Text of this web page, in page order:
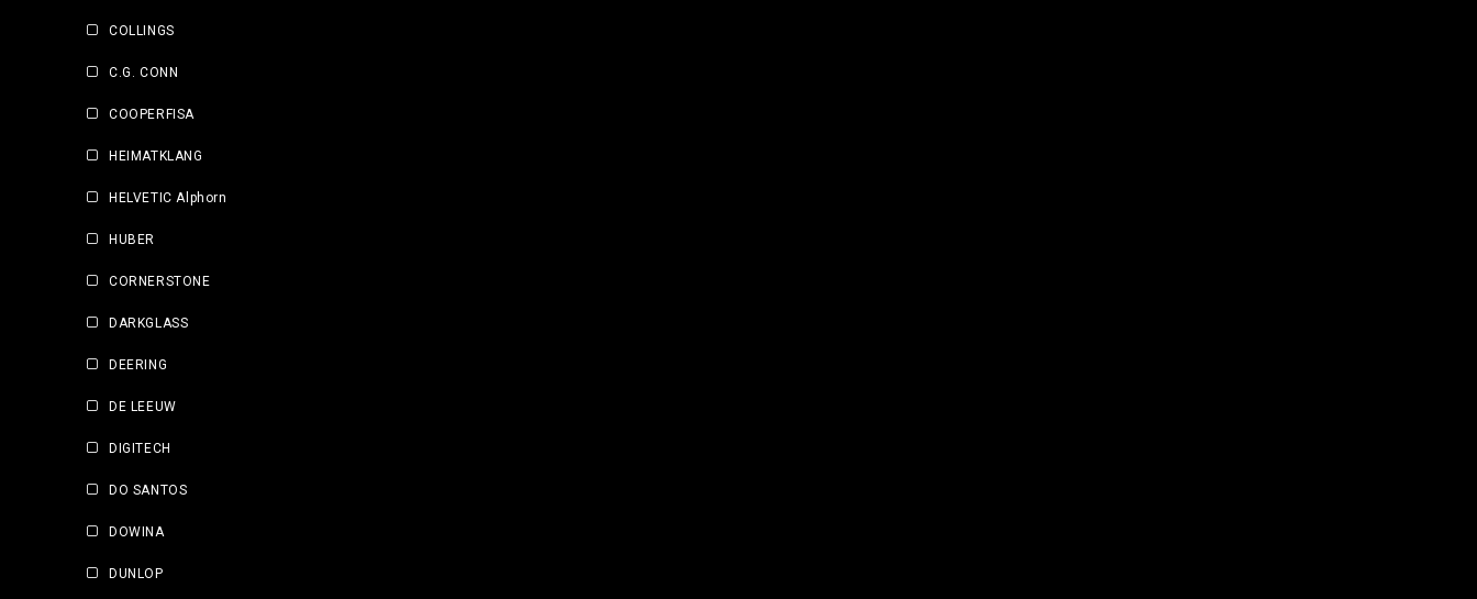
COLLINGS
C.G. CONN
COOPERFISA
HEIMATKLANG
HELVETIC Alphorn
HUBER
CORNERSTONE
DARKGLASS
DEERING
DE LEEUW
DIGITECH
DO SANTOS
DOWINA
DUNLOP